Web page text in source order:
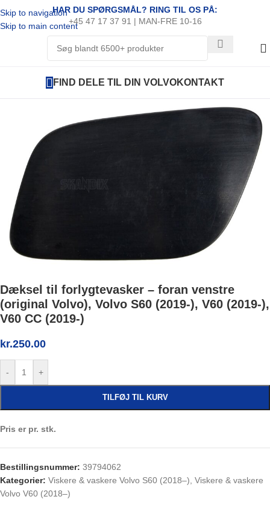
Skip to navigation
Skip to main content
HAR DU SPØRGSMÅL? RING TIL OS PÅ:
+45 47 17 37 91 | MAN-FRE 10-16
FIND DELE TIL DIN VOLVOKONTAKT
Dæksel til forlygtevasker – foran venstre
(original Volvo), Volvo S60 (2019-), V60 (2019-),
V60 CC (2019-)
kr.250.00
- +
TILFØJ TIL KURV
Pris er pr. stk.
Bestillingsnummer: 39794062
Kategorier: Viskere & vaskere Volvo S60 (2018–) Viskere & vaskere
Volvo V60 (2018–)